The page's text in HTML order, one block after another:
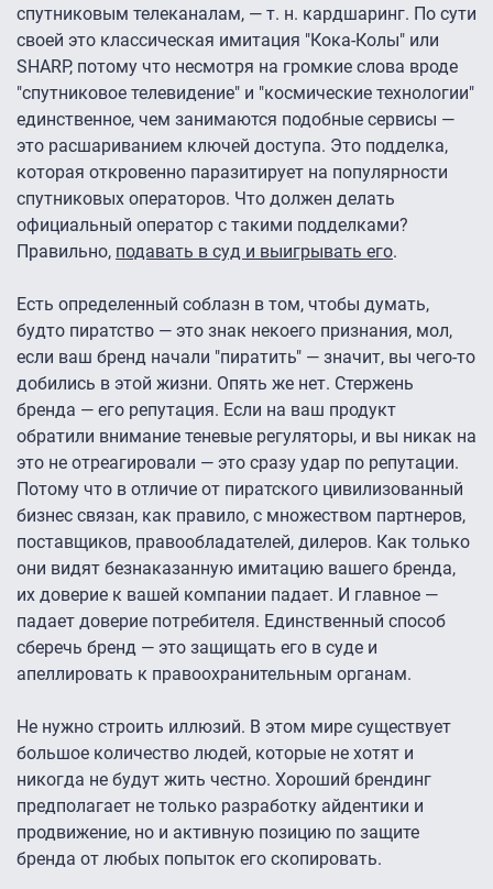
спутниковым телеканалам, — т. н. кардшаринг. По сути
своей это классическая имитация "Кока-Колы" или
SHARP, потому что несмотря на громкие слова вроде
"спутниковое телевидение" и "космические технологии"
единственное, чем занимаются подобные сервисы —
это расшариванием ключей доступа. Это подделка,
которая откровенно паразитирует на популярности
спутниковых операторов. Что должен делать
официальный оператор с такими подделками?
Правильно, подавать в суд и выигрывать его.
Есть определенный соблазн в том, чтобы думать,
будто пиратство — это знак некоего признания, мол,
если ваш бренд начали "пиратить" — значит, вы чего-то
добились в этой жизни. Опять же нет. Стержень
бренда — его репутация. Если на ваш продукт
обратили внимание теневые регуляторы, и вы никак на
это не отреагировали — это сразу удар по репутации.
Потому что в отличие от пиратского цивилизованный
бизнес связан, как правило, с множеством партнеров,
поставщиков, правообладателей, дилеров. Как только
они видят безнаказанную имитацию вашего бренда,
их доверие к вашей компании падает. И главное —
падает доверие потребителя. Единственный способ
сберечь бренд — это защищать его в суде и
апеллировать к правоохранительным органам.
Не нужно строить иллюзий. В этом мире существует
большое количество людей, которые не хотят и
никогда не будут жить честно. Хороший брендинг
предполагает не только разработку айдентики и
продвижение, но и активную позицию по защите
бренда от любых попыток его скопировать.